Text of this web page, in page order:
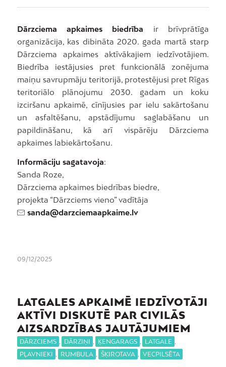
Dārzciema apkaimes biedrība ir brīvprātīga
organizācija, kas dibināta 2020. gada martā starp
Dārzciema apkaimes aktīvākajiem iedzīvotājiem.
Biedrība iestājusies pret funkcionālā zonējuma
maiņu savrupmāju teritorijā, protestējusi pret Rīgas
teritoriālo plānojumu 2030. gadam un koku
izciršanu apkaimē, cīnījusies par ielu sakārtošanu
un asfaltēšanu, apstādījumu saglabāšanu un
papildināšanu, kā arī vispārēju Dārzciema
apkaimes labiekārtošanu.
Informāciju sagatavoja:
Sanda Roze,
Dārzciema apkaimes biedrības biedre,
projekta “Dārzciems vieno” vadītāja
sanda@darzciemaapkaime.lv
09/12/2025
LATGALES APKAIMĒ IEDZĪVOTĀJI
AKTĪVI DISKUTĒ PAR CIVILĀS
AIZSARDZĪBAS JAUTĀJUMIEM
DĀRZCIEMS , DĀRZIŅI , ĶENGARAGS , LATGALE ,
PĻAVNIEKI , RUMBULA , ŠĶIROTAVA , VECPILSĒTA